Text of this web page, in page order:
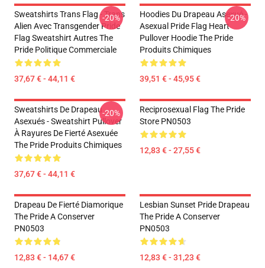
Sweatshirts Trans Flag - Trans
Alien Avec Transgender Pride
Flag Sweatshirt Autres The
Pride Politique Commerciale
37,67 € - 44,11 €
-20%
Hoodies Du Drapeau Asexué -
Asexual Pride Flag Heart
Pullover Hoodie The Pride
Produits Chimiques
39,51 € - 45,95 €
-20%
Sweatshirts De Drapeau
Asexués - Sweatshirt Pullover
À Rayures De Fierté Asexuée
The Pride Produits Chimiques
37,67 € - 44,11 €
-20%
Reciprosexual Flag The Pride
Store PN0503
12,83 € - 27,55 €
Drapeau De Fierté Diamorique
The Pride A Conserver
PN0503
12,83 € - 14,67 €
Lesbian Sunset Pride Drapeau
The Pride A Conserver
PN0503
12,83 € - 31,23 €